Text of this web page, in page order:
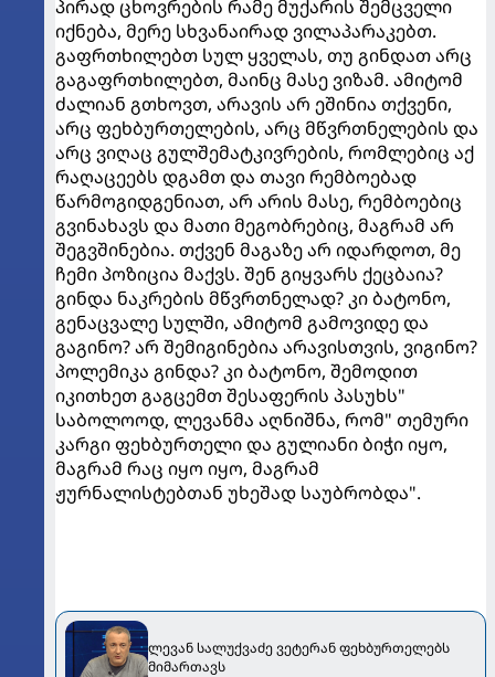
პირად ცხოვრების რამე მუქარის შემცველი
იქნება, მერე სხვანაირად ვილაპარაკებთ.
გაფრთხილებთ სულ ყველას, თუ გინდათ არც
გაგაფრთხილებთ, მაინც მასე ვიზამ. ამიტომ
ძალიან გთხოვთ, არავის არ ეშინია თქვენი,
არც ფეხბურთელების, არც მწვრთნელების და
არც ვიღაც გულშემატკივრების, რომლებიც აქ
რაღაცეებს დგამთ და თავი რემბოებად
წარმოგიდგენიათ, არ არის მასე, რემბოებიც
გვინახავს და მათი მეგობრებიც, მაგრამ არ
შეგვშინებია. თქვენ მაგაზე არ იდარდოთ, მე
ჩემი პოზიცია მაქვს. შენ გიყვარს ქეცბაია?
გინდა ნაკრების მწვრთნელად? კი ბატონო,
გენაცვალე სულში, ამიტომ გამოვიდე და
გაგინო? არ შემიგინებია არავისთვის, ვიგინო?
პოლემიკა გინდა? კი ბატონო, შემოდით
იკითხეთ გაგცემთ შესაფერის პასუხს"
საბოლოოდ, ლევანმა აღნიშნა, რომ" თემური
კარგი ფეხბურთელი და გულიანი ბიჭი იყო,
მაგრამ რაც იყო იყო, მაგრამ
ჟურნალისტებთან უხეშად საუბრობდა".
ლევან სალუქვაძე ვეტერან ფეხბურთელებს
მიმართავს